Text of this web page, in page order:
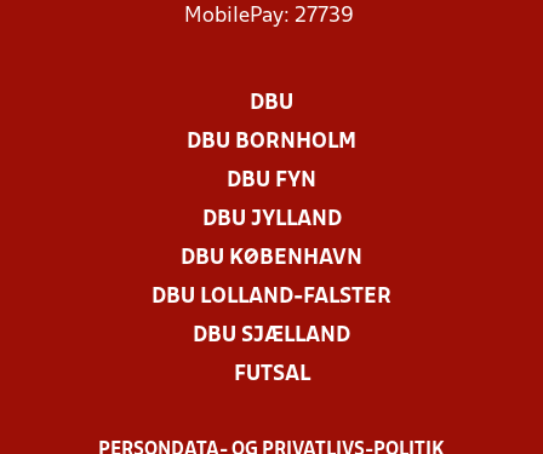
MobilePay: 27739
DBU
DBU BORNHOLM
DBU FYN
DBU JYLLAND
DBU KØBENHAVN
DBU LOLLAND-FALSTER
DBU SJÆLLAND
FUTSAL